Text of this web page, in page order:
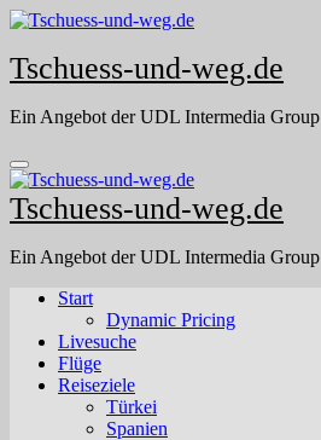
Skip
content
Tschuess-und-weg.de
Ein Angebot der UDL Intermedia Group
Tschuess-und-weg.de
Ein Angebot der UDL Intermedia Group
Start
Dynamic Pricing
Livesuche
Flüge
Reiseziele
Türkei
Spanien